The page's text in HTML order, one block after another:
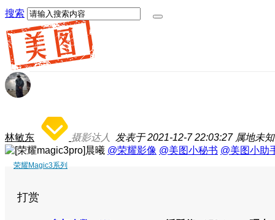
搜索
林敏东 摄影达人 发表于 2021-12-7 22:03:27 属地未知
@荣耀影像 @美图小秘书 @美图小助
荣耀Magic3系列
打赏